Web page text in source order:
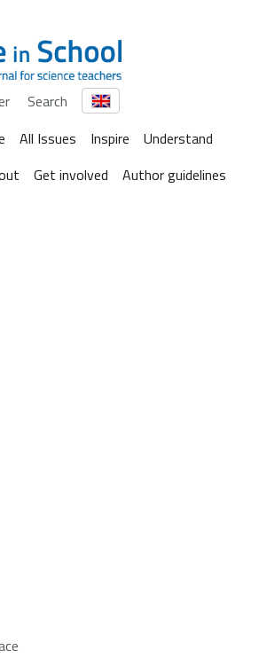
Search
All Issues Inspire
Understand
Get involved Author guidelines